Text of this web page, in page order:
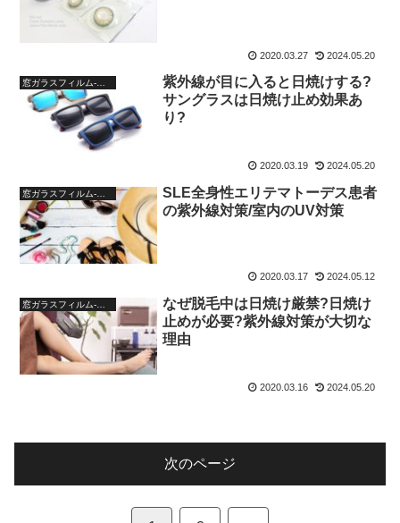
2020.03.27 2024.05.20
紫外線が目に入ると日焼けする?
サングラスは日焼け止め効果あ
り?
2020.03.19 2024.05.20
SLE全身性エリテマトーデス患者
の紫外線対策/室内のUV対策
2020.03.17 2024.05.12
なぜ脱毛中は日焼け厳禁?日焼け
止めが必要?紫外線対策が大切な
理由
2020.03.16 2024.05.20
次のページ